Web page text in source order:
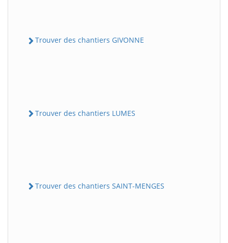
Trouver des chantiers GIVONNE
Trouver des chantiers LUMES
Trouver des chantiers SAINT-MENGES